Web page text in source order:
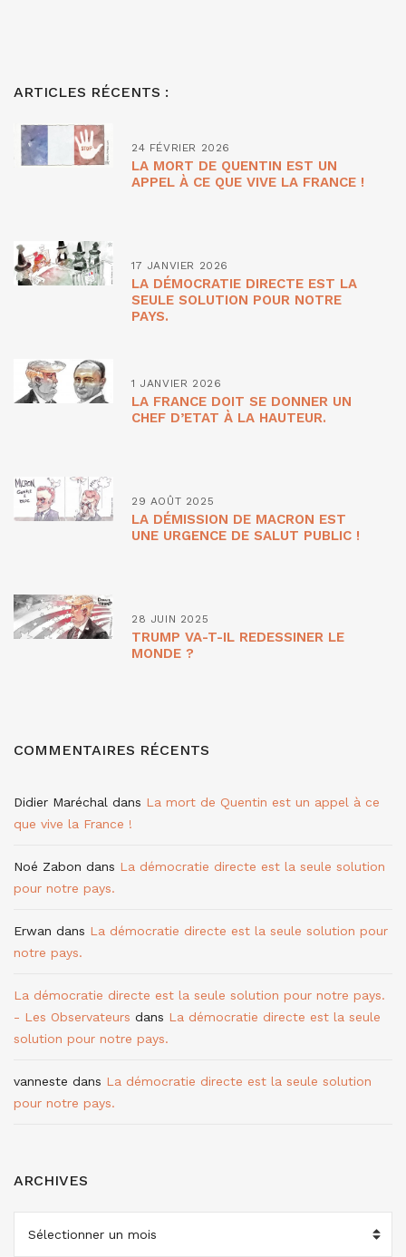
ARTICLES RÉCENTS :
24 FÉVRIER 2026
LA MORT DE QUENTIN EST UN
APPEL À CE QUE VIVE LA FRANCE !
17 JANVIER 2026
LA DÉMOCRATIE DIRECTE EST LA
SEULE SOLUTION POUR NOTRE
PAYS.
1 JANVIER 2026
LA FRANCE DOIT SE DONNER UN
CHEF D’ETAT À LA HAUTEUR.
29 AOÛT 2025
LA DÉMISSION DE MACRON EST
UNE URGENCE DE SALUT PUBLIC !
28 JUIN 2025
TRUMP VA-T-IL REDESSINER LE
MONDE ?
COMMENTAIRES RÉCENTS
Didier Maréchal dans La mort de Quentin est un appel à ce
que vive la France !
Noé Zabon dans La démocratie directe est la seule solution
pour notre pays.
Erwan dans La démocratie directe est la seule solution pour
notre pays.
La démocratie directe est la seule solution pour notre pays.
- Les Observateurs dans La démocratie directe est la seule
solution pour notre pays.
vanneste dans La démocratie directe est la seule solution
pour notre pays.
ARCHIVES